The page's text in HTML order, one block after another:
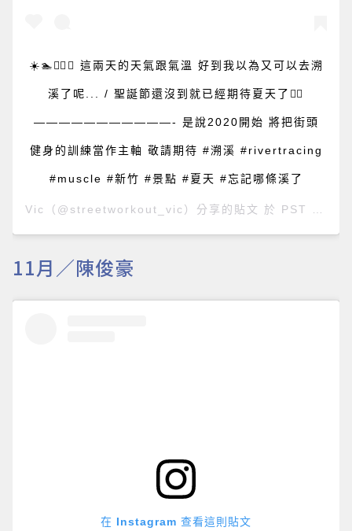
☀️🏊🧗‍♂️⛰️ 這兩天的天氣跟氣溫 好到我以為又可以去溯
溪了呢... / 聖誕節還沒到就已經期待夏天了🤦‍♂️
———————————- 是說2020開始 將把街頭
健身的訓練當作主軸 敬請期待 #溯溪 #rivertracing
#muscle #新竹 #景點 #夏天 #忘記哪條溪了
Vic （@streetworkout_vic）分享的貼文 於 PST 2019 年 12月 月 15 日 下午 10:10
11月／陳俊豪
在 Instagram 查看這則貼文